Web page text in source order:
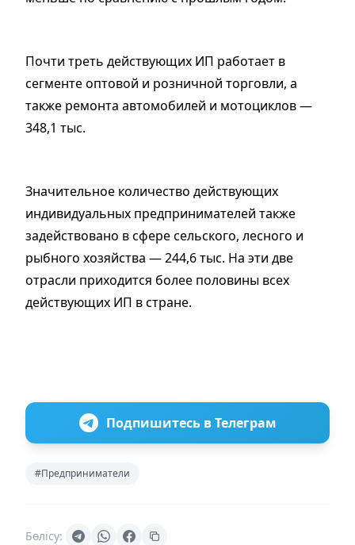
Почти треть действующих ИП работает в
сегменте оптовой и розничной торговли, а
также ремонта автомобилей и мотоциклов —
348,1 тыс.
Значительное количество действующих
индивидуальных предпринимателей также
задействовано в сфере сельского, лесного и
рыбного хозяйства — 244,6 тыс. На эти две
отрасли приходится более половины всех
действующих ИП в стране.
Подпишитесь в Телеграм
#Предприниматели
Бөлісу: